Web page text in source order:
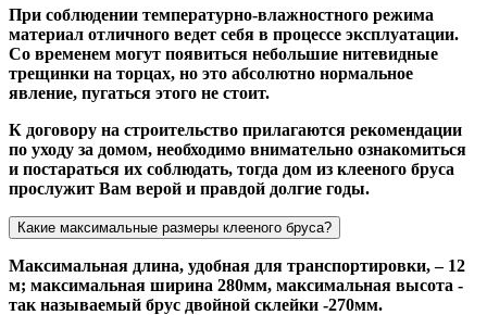
При соблюдении температурно-влажностного режима
материал отличного ведет себя в процессе эксплуатации.
Со временем могут появиться небольшие нитевидные
трещинки на торцах, но это абсолютно нормальное
явление, пугаться этого не стоит.
К договору на строительство прилагаются рекомендации
по уходу за домом, необходимо внимательно ознакомиться
и постараться их соблюдать, тогда дом из клееного бруса
прослужит Вам верой и правдой долгие годы.
Какие максимальные размеры клееного бруса?
Максимальная длина, удобная для транспортировки, – 12
м; максимальная ширина 280мм, максимальная высота -
так называемый брус двойной склейки -270мм.